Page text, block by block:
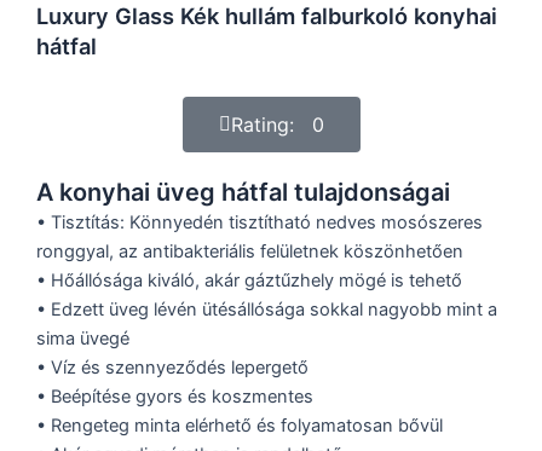
Luxury Glass Kék hullám falburkoló konyhai
hátfal
Rating: 0
A konyhai üveg hátfal tulajdonságai
• Tisztítás: Könnyedén tisztítható nedves mosószeres
ronggyal, az antibakteriális felületnek köszönhetően
• Hőállósága kiváló, akár gáztűzhely mögé is tehető
• Edzett üveg lévén ütésállósága sokkal nagyobb mint a
sima üvegé
• Víz és szennyeződés lepergető
• Beépítése gyors és koszmentes
• Rengeteg minta elérhető és folyamatosan bővül